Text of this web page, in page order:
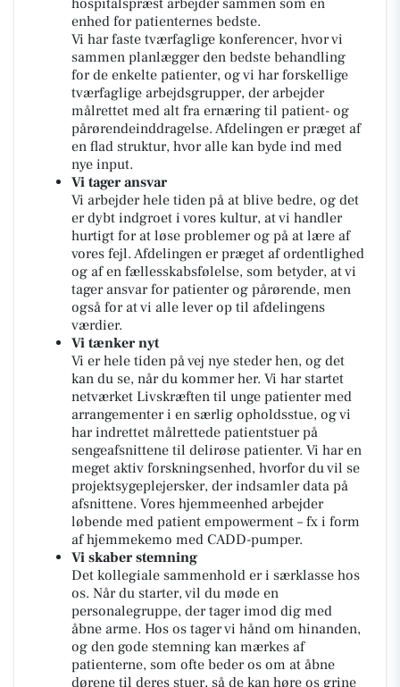
hospitalspræst arbejder sammen som en
enhed for patienternes bedste.
Vi har faste tværfaglige konferencer, hvor vi
sammen planlægger den bedste behandling
for de enkelte patienter, og vi har forskellige
tværfaglige arbejdsgrupper, der arbejder
målrettet med alt fra ernæring til patient- og
pårørendeinddragelse. Afdelingen er præget af
en flad struktur, hvor alle kan byde ind med
nye input.
Vi tager ansvar
Vi arbejder hele tiden på at blive bedre, og det
er dybt indgroet i vores kultur, at vi handler
hurtigt for at løse problemer og på at lære af
vores fejl. Afdelingen er præget af ordentlighed
og af en fællesskabsfølelse, som betyder, at vi
tager ansvar for patienter og pårørende, men
også for at vi alle lever op til afdelingens
værdier.
Vi tænker nyt
Vi er hele tiden på vej nye steder hen, og det
kan du se, når du kommer her. Vi har startet
netværket Livskræften til unge patienter med
arrangementer i en særlig opholdsstue, og vi
har indrettet målrettede patientstuer på
sengeafsnittene til delirøse patienter. Vi har en
meget aktiv forskningsenhed, hvorfor du vil se
projektsygeplejersker, der indsamler data på
afsnittene. Vores hjemmeenhed arbejder
løbende med patient empowerment – fx i form
af hjemmekemo med CADD-pumper.
Vi skaber stemning
Det kollegiale sammenhold er i særklasse hos
os. Når du starter, vil du møde en
personalegruppe, der tager imod dig med
åbne arme. Hos os tager vi hånd om hinanden,
og den gode stemning kan mærkes af
patienterne, som ofte beder os om at åbne
dørene til deres stuer, så de kan høre os grine